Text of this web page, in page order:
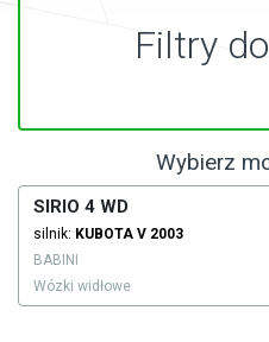
Filtry do
Wybierz
SIRIO 4 WD
silnik: KUBOTA V 2003
BABINI
Wózki widłowe